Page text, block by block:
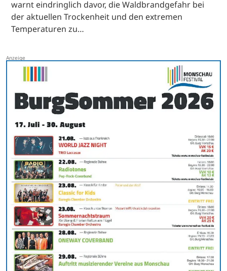
warnt eindringlich davor, die Waldbrandgefahr bei
der aktuellen Trockenheit und den extremen
Temperaturen zu…